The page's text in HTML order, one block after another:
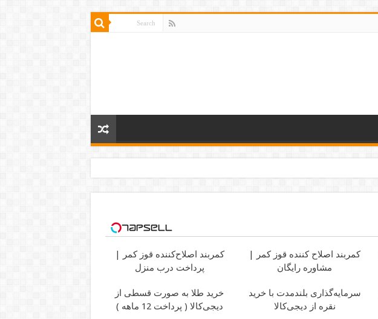
کمربند اصلاح کننده قوز کمر |
مشاوره رایگان
کمربند اصلاح‌کننده قوز کمر |
پرداخت درب منزل
سرمایه‌گذاری بلندمدت با خرید
نقره از دیجی‌کالا
خرید طلا به صورت قسطی از
دیجی‌کالا ( پرداخت 12 ماهه )